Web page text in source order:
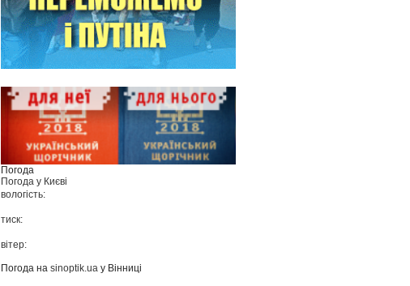
Погода
Погода у Києві
вологість:
тиск:
вітер:
Погода наsinoptik.ua у Вінниці